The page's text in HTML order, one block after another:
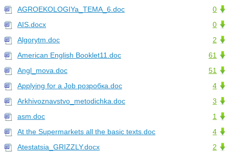
0
AGROEKOLOGIYa_TEMA_6.doc
0
AIS.docx
2
Algorytm.doc
61
American English Booklet11.doc
51
Angl_mova.doc
4
Applying for a Job розробка.doc
3
Arkhivoznavstvo_metodichka.doc
1
asm.doc
4
At the Supermarkets all the basic texts.doc
2
Atestatsia_GRIZZLY.docx